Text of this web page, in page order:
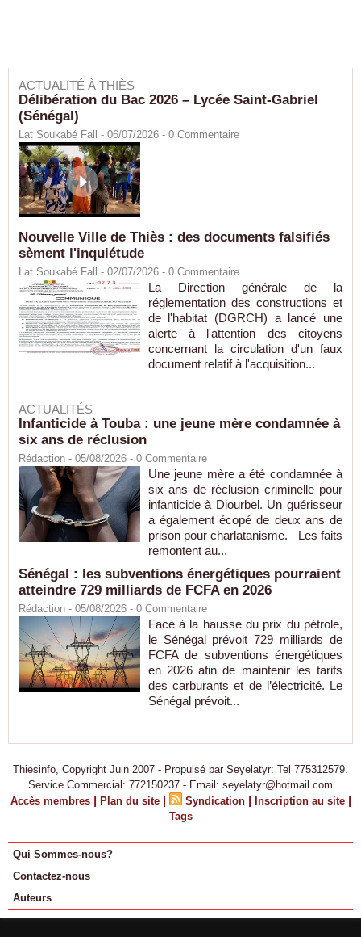
ACTUALITÉ À THIÈS
Délibération du Bac 2026 – Lycée Saint-Gabriel
(Sénégal)
Lat Soukabé Fall - 06/07/2026 - 0 Commentaire
Nouvelle Ville de Thiès : des documents falsifiés
sèment l'inquiétude
Lat Soukabé Fall - 02/07/2026 - 0 Commentaire
La Direction générale de la
réglementation des constructions et
de l'habitat (DGRCH) a lancé une
alerte à l'attention des citoyens
concernant la circulation d'un faux
document relatif à l'acquisition...
ACTUALITÉS
Infanticide à Touba : une jeune mère condamnée à
six ans de réclusion
Rédaction - 05/08/2026 - 0 Commentaire
Une jeune mère a été condamnée à
six ans de réclusion criminelle pour
infanticide à Diourbel. Un guérisseur
a également écopé de deux ans de
prison pour charlatanisme. Les faits
remontent au...
Sénégal : les subventions énergétiques pourraient
atteindre 729 milliards de FCFA en 2026
Rédaction - 05/08/2026 - 0 Commentaire
Face à la hausse du prix du pétrole,
le Sénégal prévoit 729 milliards de
FCFA de subventions énergétiques
en 2026 afin de maintenir les tarifs
des carburants et de l’électricité. Le
Sénégal prévoit...
Thiesinfo, Copyright Juin 2007 - Propulsé par Seyelatyr: Tel 775312579.
Service Commercial: 772150237 - Email: seyelatyr@hotmail.com
Accès membres | Plan du site | Syndication | Inscription au site |
Tags
Qui Sommes-nous?
Contactez-nous
Auteurs